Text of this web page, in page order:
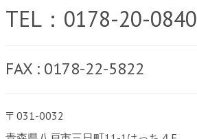
TEL：0178-20-0840
FAX : 0178-22-5822
〒031-0032